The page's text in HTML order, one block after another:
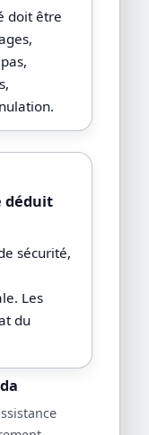
doit être
déduit
sécurité,
Les
du